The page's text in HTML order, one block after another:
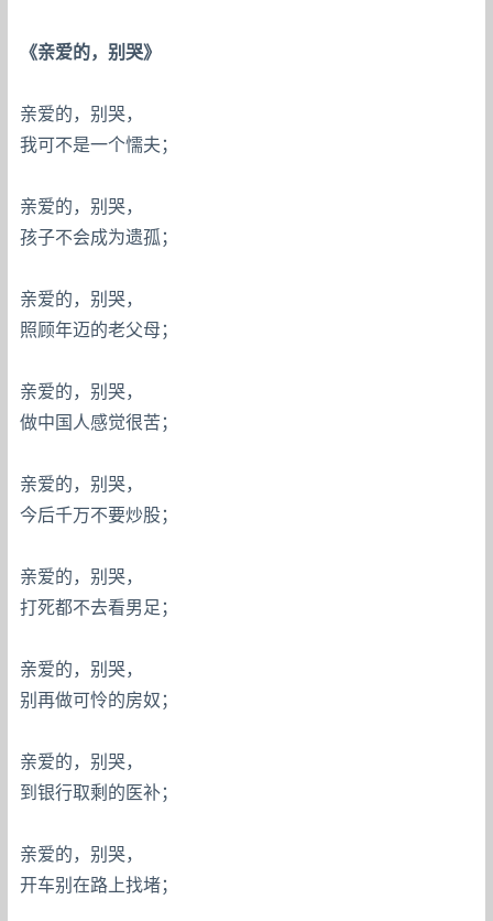
《亲爱的，别哭》
亲爱的，别哭，
我可不是一个懦夫；
亲爱的，别哭，
孩子不会成为遗孤；
亲爱的，别哭，
照顾年迈的老父母；
亲爱的，别哭，
做中国人感觉很苦；
亲爱的，别哭，
今后千万不要炒股；
亲爱的，别哭，
打死都不去看男足；
亲爱的，别哭，
别再做可怜的房奴；
亲爱的，别哭，
到银行取剩的医补；
亲爱的，别哭，
开车别在路上找堵；